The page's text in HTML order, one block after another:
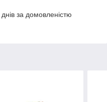
за домовленістю